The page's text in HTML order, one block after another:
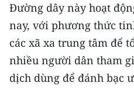
Duyên hải Nam Trung
Nguyên
Đông Nam Bộ
Đồng bằng sông Cửu Long
Đường dây này hoạt
nay, với phương thức
các xã xa trung tâm để
nhiều người dân tham
dịch dùng để đánh bạc